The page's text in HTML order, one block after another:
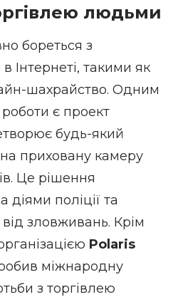
людьми
бореться з
Інтернеті, такими як
шахрайство. Одним
роботи є проект
будь-який
приховану камеру
Це рішення
поліції та
зловживань. Крім
Polaris
міжнародну
з торгівлею